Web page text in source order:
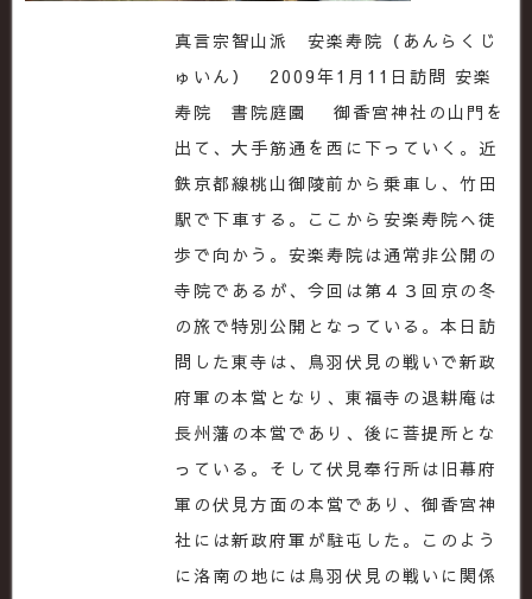
真言宗智山派 安楽寿院（あんらくじ
ゅいん） 2009年1月11日訪問 安楽
寿院 書院庭園 御香宮神社の山門を
出て、大手筋通を西に下っていく。近
鉄京都線桃山御陵前から乗車し、竹田
駅で下車する。ここから安楽寿院へ徒
歩で向かう。安楽寿院は通常非公開の
寺院であるが、今回は第４３回京の冬
の旅で特別公開となっている。本日訪
問した東寺は、鳥羽伏見の戦いで新政
府軍の本営となり、東福寺の退耕庵は
長州藩の本営であり、後に菩提所とな
っている。そして伏見奉行所は旧幕府
軍の伏見方面の本営であり、御香宮神
社には新政府軍が駐屯した。このよう
に洛南の地には鳥羽伏見の戦いに関係